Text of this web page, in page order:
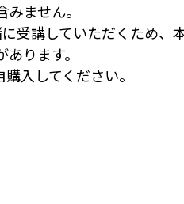
ません。
受講していただくため、
ります。
入してください。